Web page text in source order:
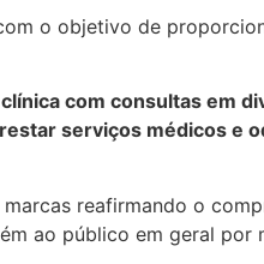
o objetivo de
com consultas em
serviços médicos e
reafirmando o
ao público em geral por